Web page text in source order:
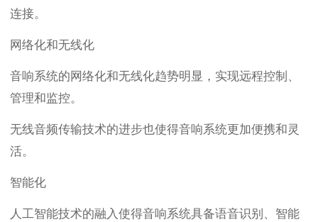
连接。
网络化和无线化
音响系统的网络化和无线化趋势明显，实现远程控制、
管理和监控。
无线音频传输技术的进步也使得音响系统更加便携和灵
活。
智能化
人工智能技术的融入使得音响系统具备语音识别、智能